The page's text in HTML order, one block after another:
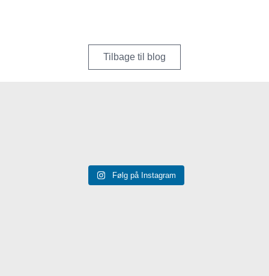
Tilbage til blog
Følg på Instagram